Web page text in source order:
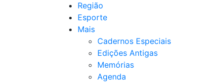
Região
Esporte
Mais
Cadernos Especiais
Edições Antigas
Memórias
Agenda